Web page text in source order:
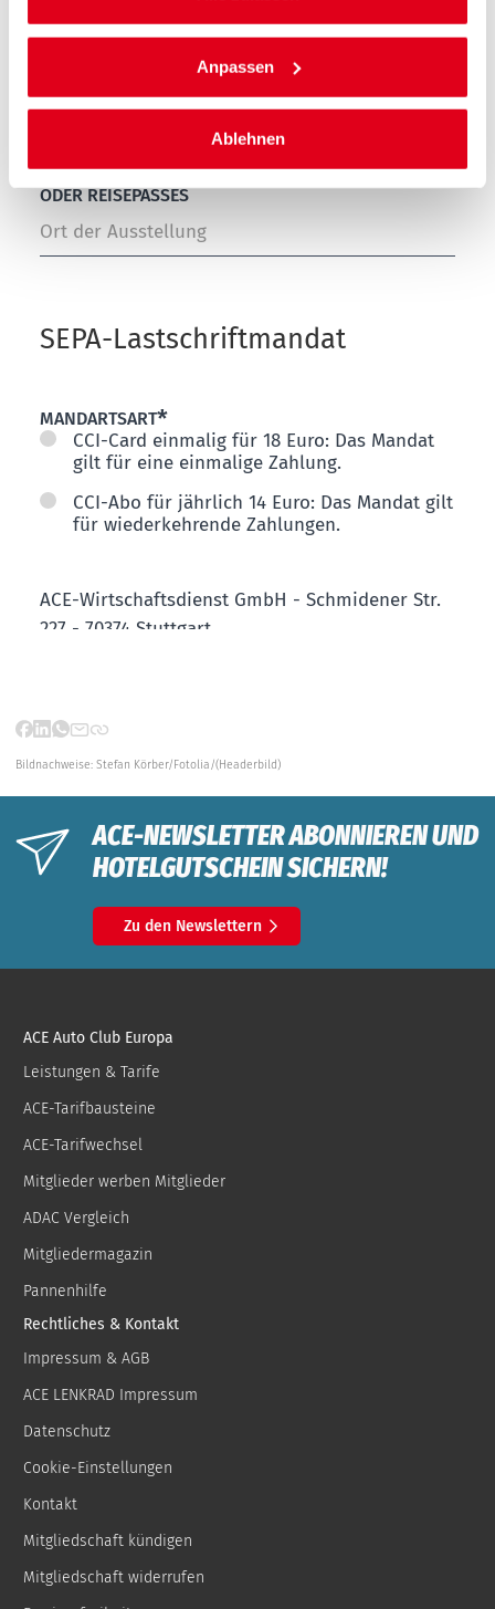
Anpassen
Ablehnen
Bildnachweise: Stefan Körber/Fotolia/(Headerbild)
ACE-NEWSLETTER ABONNIEREN UND
HOTELGUTSCHEIN SICHERN!
Zu den Newslettern
ACE Auto Club Europa
Leistungen & Tarife
ACE-Tarifbausteine
ACE-Tarifwechsel
Mitglieder werben Mitglieder
ADAC Vergleich
Mitgliedermagazin
Pannenhilfe
Rechtliches & Kontakt
Impressum & AGB
ACE LENKRAD Impressum
Datenschutz
Cookie-Einstellungen
Kontakt
Mitgliedschaft kündigen
Mitgliedschaft widerrufen